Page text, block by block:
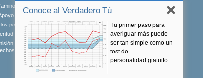
Conoce al Verdadero Tú
Tu primer paso para
averiguar más puede
ser tan simple como un
test de
personalidad gratuito.
a la Felicidad
de Un Mundo Sin Drogas
por los Derechos Humanos
por los Derechos Humanos
de Ciudadanos por los
Humanos